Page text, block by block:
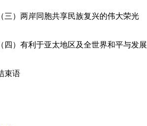
）两岸同胞共享民族复兴的伟大荣光
）有利于亚太地区及全世界和平与发展
语